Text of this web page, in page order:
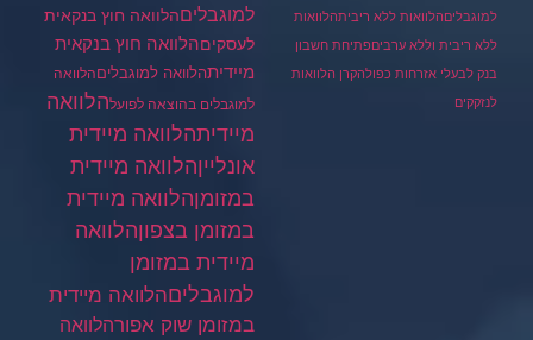
למוגבליםהלוואות ללא ריביתהלוואות
ללא ריבית וללא ערביםפתיחת חשבון
בנק לבעלי אזרחות כפולהקרן הלוואות
לנזקקים
למוגבליםהלוואה חוץ בנקאית
לעסקיםהלוואה חוץ בנקאית
מיידיתהלוואה למוגבליםהלוואה
למוגבלים בהוצאה לפועלהלוואה
מיידיתהלוואה מיידית
אונלייןהלוואה מיידית
במזומןהלוואה מיידית
במזומן בצפוןהלוואה
מיידית במזומן
למוגבליםהלוואה מיידית
במזומן שוק אפורהלוואה